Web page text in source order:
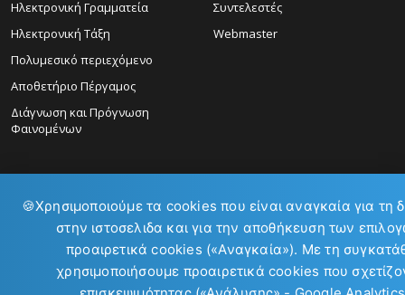
Ηλεκτρονική Γραμματεία
Ηλεκτρονική Τάξη
Πολυμεσικό περιεχόμενο
Αποθετήριο Πέργαμος
Διάγνωση και Πρόγνωση
Φαινομένων
Συντελεστές
Webmaster
ΕΠΙΚΟΙΝΩΝΙΑ:
🍪Χρησιμοποιούμε τα cookies που είναι αναγκαία για τη
στην ιστοσελιδα και για την αποθήκευση των
προαιρετικά cookies («Αναγκαία»). Με τη
χρησιμοποιήσουμε προαιρετικά cookies που